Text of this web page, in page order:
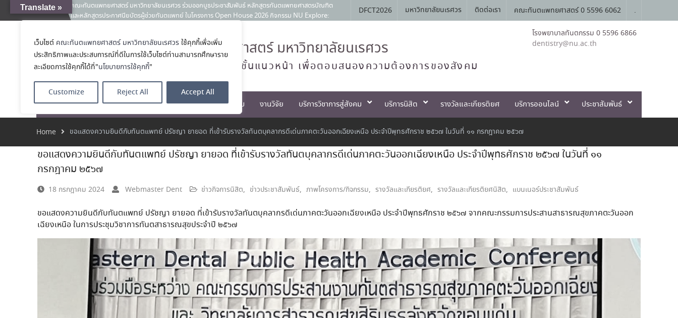
เว็บไซต์ คณะทันตแพทยศาสตร์ มหาวิทยาลัยนเรศวร ใช้คุกกี้เพื่อเพิ่ม
ประสิทธิภาพและประสบการณ์ที่ดีในการใช้เว็บไซต์ท่านสามารถศึกษาราย
ละเอียดการใช้คุกกี้ได้ที่"นโยบายการใช้คุกกี้"
Customize Reject All Accept All
News:
คณะทันตแพทยศาสตร์ มหาวิทยาลัยนเรศวร ร่วมออกบูธประชาสัมพันธ์ หลักสูตรทันตแพทยศาสตรบัณฑิต
และหลักสูตรประกาศนียบัตรผู้ช่วยทันตแพทย์ ในโครงการ Open House 2026 กิจกรรม NU Explore:
(เงินรายได้) ตำแหน่ง ผู้ปฏิบัติงานทันตกรรม
ประมวลภาพบรรยากาศกิจกรรม Dent Connect Board Game Café ครั้งที่ 1 เมื่อวันที่ 4 สิงหาคม
2569 ณ คณะทันแพทยศาสตร์
DFCT2026 มหาวิทยาลัยนเรศวร ติดต่อเรา คณะทันตแพทยศาสตร์ 0 5596 6062 .
คณะทันตแพทยศาสตร์ มหาวิทยาลัยนเรศวร
โรงเรียนทันตแพทย์ชั้นแนวหน้า เพื่อตอบสนองความต้องการของสังคม
โรงพยาบาลทันตกรรม 0 5596 6866
dentistry@nu.ac.th
หน้าแรก เกี่ยวกับ หลักสูตร โรงพยาบาลทันตกรรม งานวิจัย บริการวิชาการสู่สังคม บริการนิสิต รางวัลและเกียรติยศ บริการออนไลน์ ประชาสัมพันธ์
Home ขอแสดงความยินดีกับทันตแพทย์ ปรัชญา ยายอด ที่เข้ารับรางวัลทันตบุคลากรดีเด่นภาคตะวันออกเฉียงเหนือ ประจำปีพุทธศักราช ๒๕๖๗ ในวันที่ ๑๑ กรกฎาคม ๒๕๖๗
ขอแสดงความยินดีกับทันตแพทย์ ปรัชญา ยายอด ที่เข้ารับรางวัลทันตบุคลากรดีเด่นภาคตะวันออกเฉียงเหนือ ประจำปีพุทธศักราช ๒๕๖๗ ในวันที่ ๑๑
กรกฎาคม ๒๕๖๗
18 กรกฎาคม 2024 Webmaster Dent ข่าวกิจการนิสิต, ข่าวประชาสัมพันธ์, ภาพโครงการ/กิจกรรม, รางวัลและเกียรติยศ, รางวัลและเกียรติยศนิสิต, แบนเนอร์ประชาสัมพันธ์
ขอแสดงความยินดีกับทันตแพทย์ ปรัชญา ยายอด ที่เข้ารับรางวัลทันตบุคลากรดีเด่นภาคตะวันออกเฉียงเหนือ ประจำปีพุทธศักราช ๒๕๖๗ จากคณะกรรมการประสานสาธารณสุขภาคตะวันออก
เฉียงเหนือ ในการประชุมวิชาการทันตสาธารณสุขประจำปี ๒๕๖๗
Translate »